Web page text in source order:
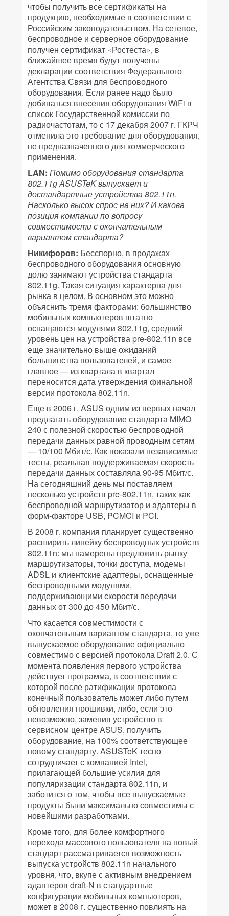
чтобы получить все сертификаты на
продукцию, необходимые в соответствии с
Российским законодательством. На сетевое,
беспроводное и серверное оборудование
получен сертификат «Ростеста», в
ближайшее время будут получены
декларации соответствия Федерального
Агентства Связи для беспроводного
оборудования. Если ранее надо было
добиваться внесения оборудования WiFi в
список Государственной комиссии по
радиочастотам, то с 17 декабря 2007 г. ГКРЧ
отменила это требование для оборудования,
не предназначенного для коммерческого
применения.
LAN: Помимо оборудования стандарта
802.11g ASUSTeK выпускает и
достандартные устройства 802.11n.
Насколько высок спрос на них? И какова
позиция компании по вопросу
совместимости с окончательным
вариантом стандарта?
Никифоров: Бесспорно, в продажах
беспроводного оборудования основную
долю занимают устройства стандарта
802.11g. Такая ситуация характерна для
рынка в целом. В основном это можно
объяснить тремя факторами: большинство
мобильных компьютеров штатно
оснащаются модулями 802.11g, средний
уровень цен на устройства pre-802.11n все
еще значительно выше ожиданий
большинства пользователей, и самое
главное — из квартала в квартал
переносится дата утверждения финальной
версии протокола 802.11n.
Еще в 2006 г. ASUS одним из первых начал
предлагать оборудование стандарта MIMO
240 с полезной скоростью беспроводной
передачи данных равной проводным сетям
— 10/100 Мбит/с. Как показали независимые
тесты, реальная поддерживаемая скорость
передачи данных составляла 90-95 Мбит/с.
На сегодняшний день мы поставляем
несколько устройств pre-802.11n, таких как
беспроводной маршрутизатор и адаптеры в
форм-факторе USB, PCMCI и PCI.
В 2008 г. компания планирует существенно
расширить линейку беспроводных устройств
802.11n: мы намерены предложить рынку
маршрутизаторы, точки доступа, модемы
ADSL и клиентские адаптеры, оснащенные
беспроводными модулями,
поддерживающими скорости передачи
данных от 300 до 450 Мбит/с.
Что касается совместимости с
окончательным вариантом стандарта, то уже
выпускаемое оборудование официально
совместимо с версией протокола Draft 2.0. С
момента появления первого устройства
действует программа, в соответствии с
которой после ратификации протокола
конечный пользователь может либо путем
обновления прошивки, либо, если это
невозможно, заменив устройство в
сервисном центре ASUS, получить
оборудование, на 100% соответствующее
новому стандарту. ASUSTeK тесно
сотрудничает с компанией Intel,
прилагающей большие усилия для
популяризации стандарта 802.11n, и
заботится о том, чтобы все выпускаемые
продукты были максимально совместимы с
новейшими разработками.
Кроме того, для более комфортного
перехода массового пользователя на новый
стандарт рассматривается возможность
выпуска устройств 802.11n начального
уровня, что, вкупе с активным внедрением
адаптеров draft-N в стандартные
конфигурации мобильных компьютеров,
может в 2008 г. существенно повлиять на